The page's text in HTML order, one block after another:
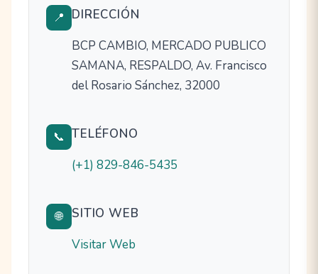
📍 DIRECCIÓN
BCP CAMBIO, MERCADO PUBLICO
SAMANA, RESPALDO, Av. Francisco
del Rosario Sánchez, 32000
📞 TELÉFONO
(+1) 829-846-5435
🌐
SITIO WEB
Visitar Web